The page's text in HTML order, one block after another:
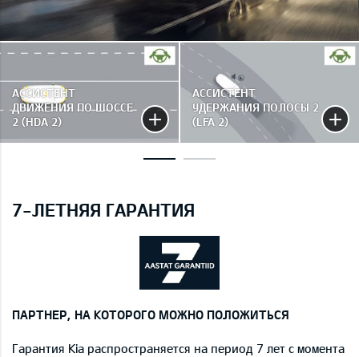
АССИСТЕНТ
ДВИЖЕНИЯ ПО ШОССЕ
2 (HDA 2)
АССИСТЕНТ
УДЕРЖАНИЯ ПОЛОСЫ 2
(LFA 2)
7-ЛЕТНЯЯ ГАРАНТИЯ
ПАРТНЕР, НА КОТОРОГО МОЖНО ПОЛОЖИТЬСЯ
Гарантия Kia распространяется на период 7 лет с момента